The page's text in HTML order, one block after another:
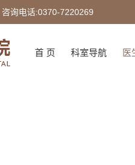
咨询电话:0370-7220269
首 页 科室导航 医